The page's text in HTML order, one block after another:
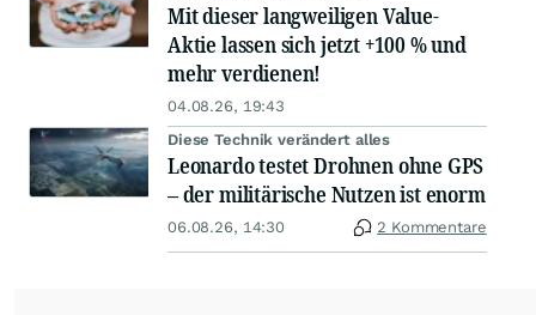
Mit dieser langweiligen Value-
Aktie lassen sich jetzt +100 % und
mehr verdienen!
04.08.26, 19:43
Diese Technik verändert alles
Leonardo testet Drohnen ohne GPS
– der militärische Nutzen ist enorm
06.08.26, 14:30 2 Kommentare